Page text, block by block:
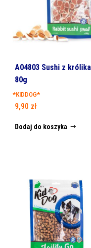
A04803 Sushi z królika
80g
*KIDDOG*
9,90 zł
Dodaj do koszyka